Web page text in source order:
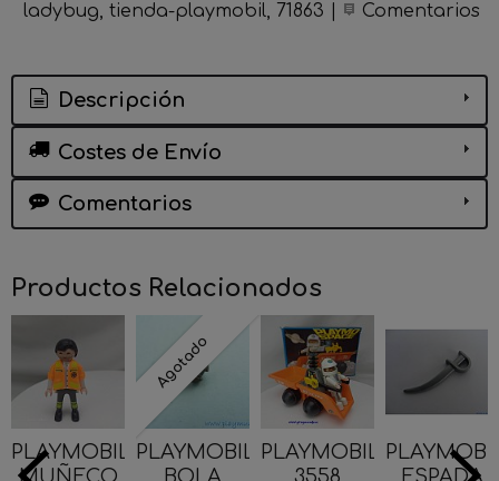
ladybug tienda-playmobil 71863 Comentarios
Descripción
Costes de Envío
Comentarios
Productos Relacionados
PLAYMOBIL
Agotado
PLAYMOBIL
PLAYMOBIL